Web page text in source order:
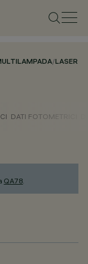
/LASER
DATI FOTOMETRICI
QA78.